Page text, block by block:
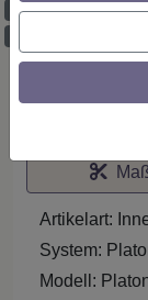
Maßzuschnitt möglich
Artikelart:
System:
Modell: